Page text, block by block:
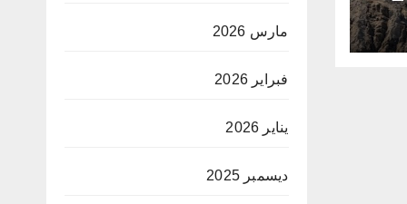
مارس 2026
فبراير 2026
يناير 2026
ديسمبر 2025